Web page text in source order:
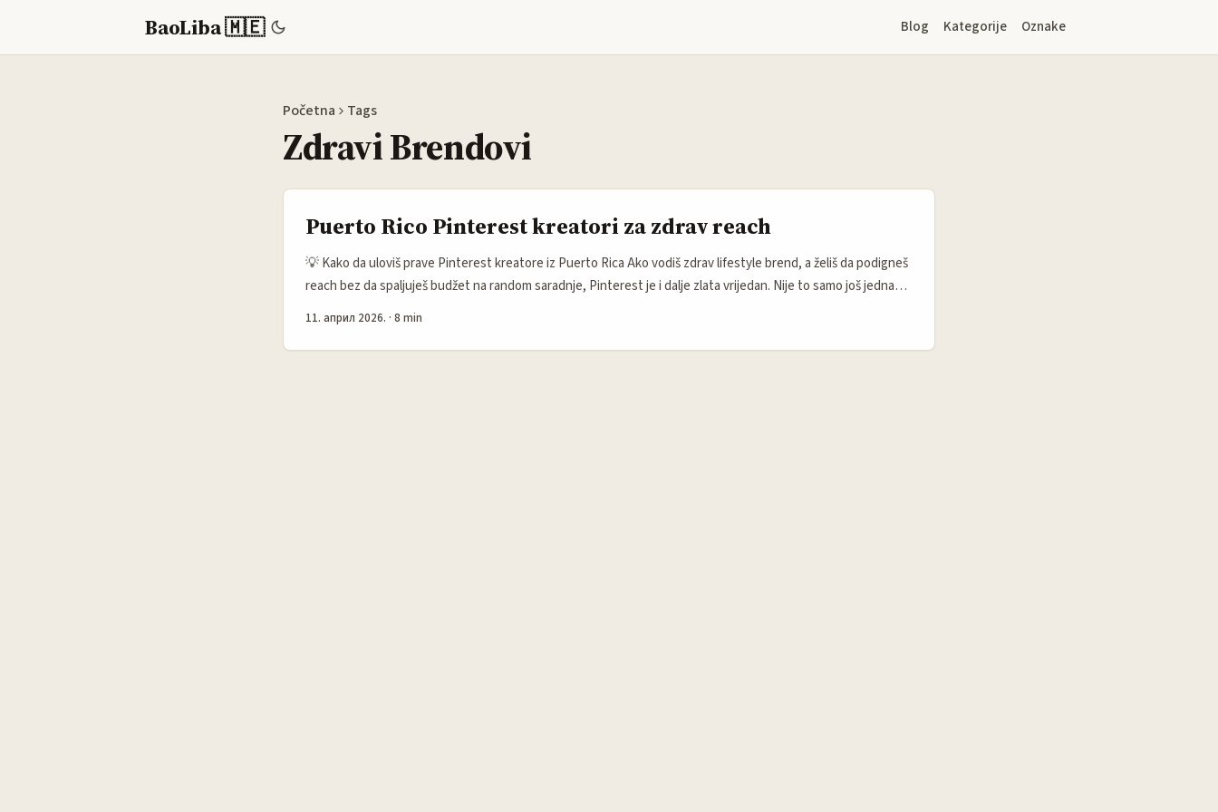
BaoLiba 🇲🇪 Blog Kategorije Oznake
Početna Tags
Zdravi Brendovi
Puerto Rico Pinterest kreatori za zdrav reach
💡 Kako da uloviš prave Pinterest kreatore iz Puerto Rica Ako vodiš zdrav lifestyle brend, a želiš da podigneš
reach bez da spaljuješ budžet na random saradnje, Pinterest je i dalje zlata vrijedan. Nije to samo još jedna
mreža za lijepe slike — Pinterest radi kao vizuelni pretraživač, što znači da ljudi tamo ne skroluju bez cilja,
Rica mogu biti baš dobar fit: lokalna estetika, latino vizuelni kod, lifestyle koji djeluje prirodno i sadržaj koji se
11. април 2026. · 8 min